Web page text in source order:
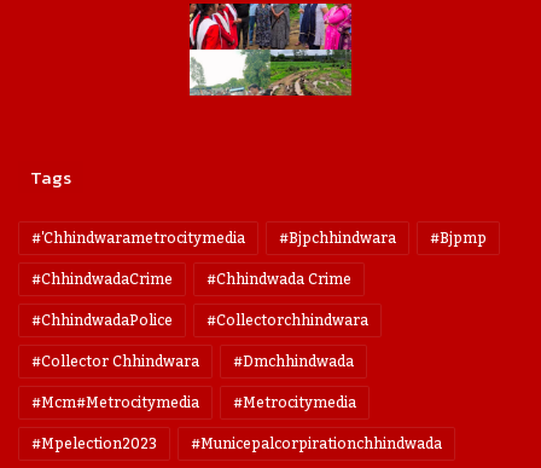
Tags
#'chhindwarametrocitymedia #bjpchhindwara
#bjpmp
#ChhindwadaCrime
#Chhindwada Crime
#ChhindwadaPolice
#collectorchhindwara
#collector Chhindwara
#dmchhindwada
#mcm#metrocitymedia
#metrocitymedia
#mpelection2023
#municepalcorpirationchhindwada